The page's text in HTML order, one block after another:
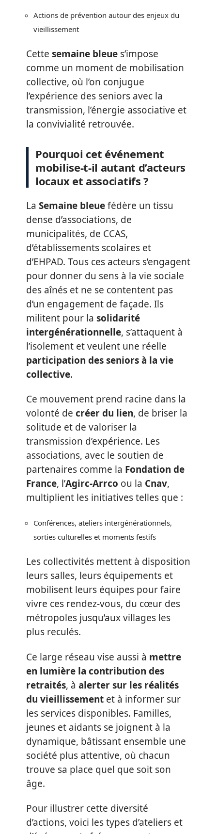
Actions de prévention autour des enjeux du
vieillissement
Cette semaine bleue s’impose
comme un moment de mobilisation
collective, où l’on conjugue
l’expérience des seniors avec la
transmission, l’énergie associative et
la convivialité retrouvée.
Pourquoi cet événement
mobilise-t-il autant d’acteurs
locaux et associatifs ?
La Semaine bleuefédère un tissu
dense d’associations, de
municipalités, de CCAS,
d’établissements scolaires et
d’EHPAD. Tous ces acteurs s’engagent
pour donner du sens à la vie sociale
des aînés et ne se contentent pas
d’un engagement de façade. Ils
militent pour la solidarité
intergénérationnelle, s’attaquent à
l’isolement et veulent une réelle
participation des seniors à la vie
collective.
Ce mouvement prend racine dans la
volonté de créer du lien, de briser la
solitude et de valoriser la
transmission d’expérience. Les
associations, avec le soutien de
partenaires comme la Fondation de
France, l’Agirc-Arrco ou la Cnav,
multiplient les initiatives telles que :
Conférences, ateliers intergénérationnels,
sorties culturelles et moments festifs
Les collectivités mettent à disposition
leurs salles, leurs équipements et
mobilisent leurs équipes pour faire
vivre ces rendez-vous, du cœur des
métropoles jusqu’aux villages les
plus reculés.
Ce large réseau vise aussi à mettre
en lumière la contribution des
retraités, à alerter sur les réalités
du vieillissement et à informer sur
les services disponibles. Familles,
jeunes et aidants se joignent à la
dynamique, bâtissant ensemble une
société plus attentive, où chacun
trouve sa place quel que soit son
âge.
Pour illustrer cette diversité
d’actions, voici les types d’ateliers et